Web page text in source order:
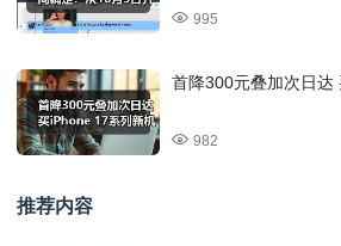
995
首降300元叠加次日达
982
推荐内容